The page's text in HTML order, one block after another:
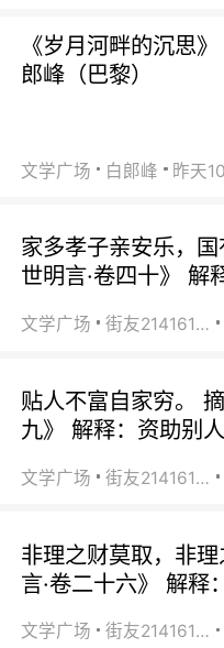
《岁月河畔的沉思
郎峰（巴黎）
文学广场 白郞峰 昨天
家多孝子亲安乐，
世明言·卷四十》 解
文学广场 街友21416156
贴人不富自家穷。
九》 解释：资助别
文学广场 街友21416156
非理之财莫取，非
言·卷二十六》 解释
文学广场 街友21416156